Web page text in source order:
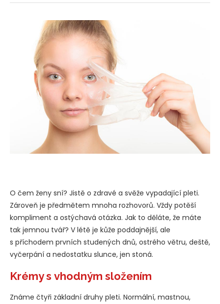
O čem ženy sní? Jistě o zdravé a svěže vypadající pleti.
Zároveň je předmětem mnoha rozhovorů. Vždy potěší
kompliment a ostýchavá otázka. Jak to děláte, že máte
tak jemnou tvář? V létě je kůže poddajnější, ale
s příchodem prvních studených dnů, ostrého větru, deště,
vyčerpání a nedostatku slunce, jen stoná.
Krémy s vhodným složením
Známe čtyři základní druhy pleti. Normální, mastnou,